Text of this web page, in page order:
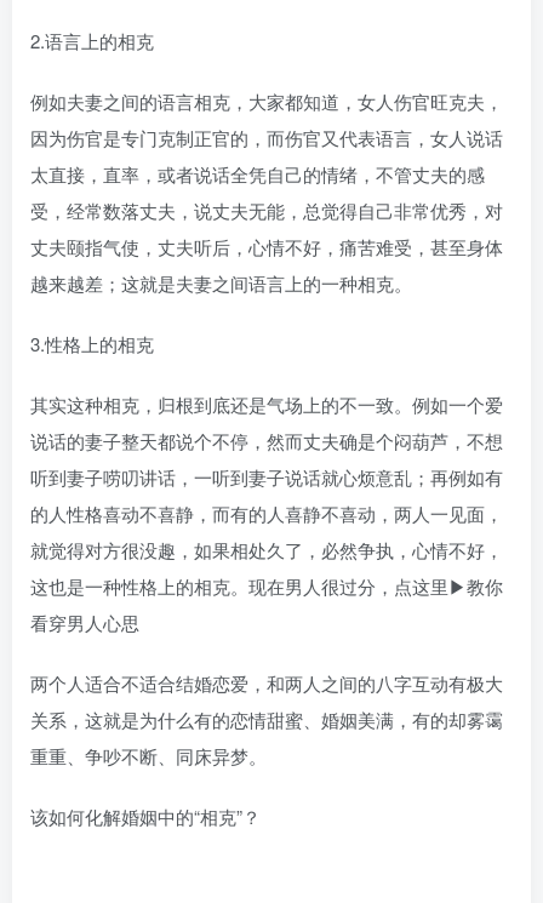
2.语言上的相克
例如夫妻之间的语言相克，大家都知道，女人伤官旺克夫，
因为伤官是专门克制正官的，而伤官又代表语言，女人说话
太直接，直率，或者说话全凭自己的情绪，不管丈夫的感
受，经常数落丈夫，说丈夫无能，总觉得自己非常优秀，对
丈夫颐指气使，丈夫听后，心情不好，痛苦难受，甚至身体
越来越差；这就是夫妻之间语言上的一种相克。
3.性格上的相克
其实这种相克，归根到底还是气场上的不一致。例如一个爱
说话的妻子整天都说个不停，然而丈夫确是个闷葫芦，不想
听到妻子唠叨讲话，一听到妻子说话就心烦意乱；再例如有
的人性格喜动不喜静，而有的人喜静不喜动，两人一见面，
就觉得对方很没趣，如果相处久了，必然争执，心情不好，
这也是一种性格上的相克。现在男人很过分，点这里▶教你
看穿男人心思
两个人适合不适合结婚恋爱，和两人之间的八字互动有极大
关系，这就是为什么有的恋情甜蜜、婚姻美满，有的却雾霭
重重、争吵不断、同床异梦。
该如何化解婚姻中的“相克”？